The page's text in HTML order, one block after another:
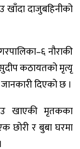
खाँदा दाजुबहिनीको
नौराकी
सुदीप कठायतको मृत्यृ
दिएको छ ।
खाएकी मृतकका
छोरी र बुबा घरमा